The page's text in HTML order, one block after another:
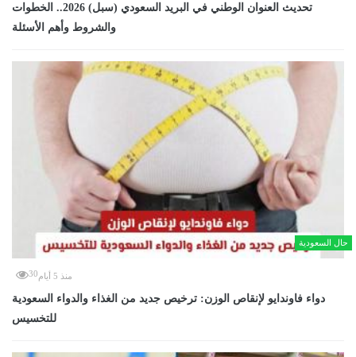
تحديث العنوان الوطني في البريد السعودي (سبل) 2026.. الخطوات
والشروط وأهم الأسئلة
حال السعودية
منذ 5 أيام 30
دواء فاوندايو لإنقاص الوزن: ترخيص جديد من الغذاء والدواء السعودية
للتخسيس